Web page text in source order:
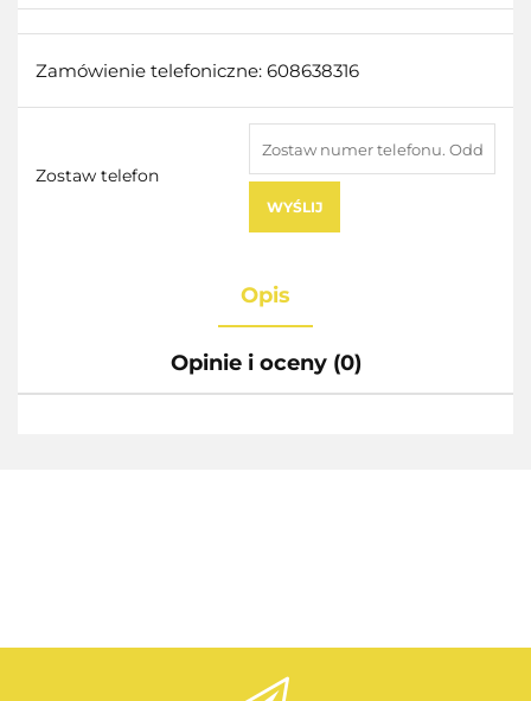
Zamówienie telefoniczne: 608638316
Zostaw telefon
WYŚLIJ
Opis
Opinie i oceny (0)